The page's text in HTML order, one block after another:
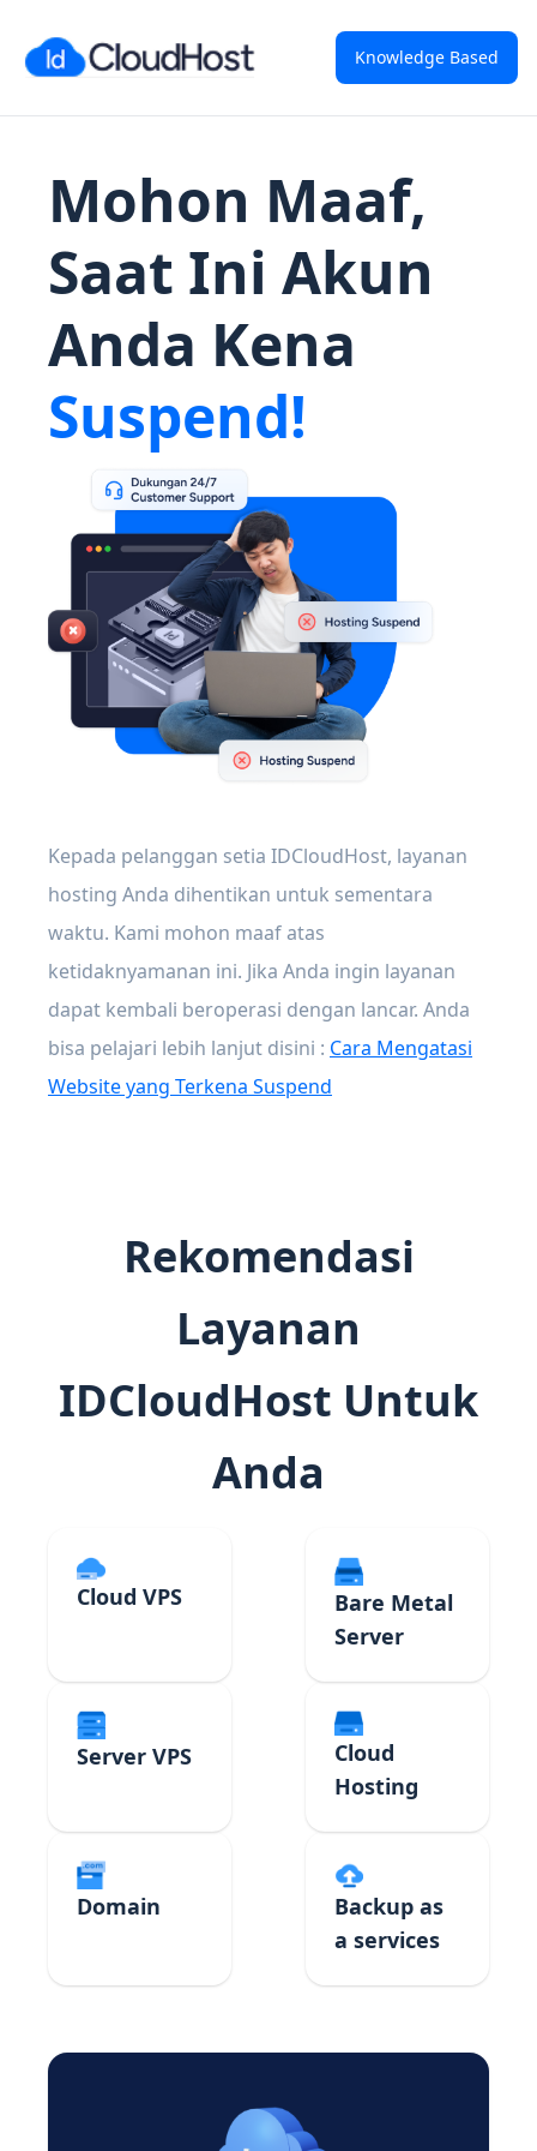
Knowledge Based
Mohon Maaf,
Saat Ini Akun
Anda Kena
Suspend!
Kepada pelanggan setia IDCloudHost, layanan
hosting Anda dihentikan untuk sementara
waktu. Kami mohon maaf atas
ketidaknyamanan ini. Jika Anda ingin layanan
dapat kembali beroperasi dengan lancar. Anda
bisa pelajari lebih lanjut disini : Cara Mengatasi
Website yang Terkena Suspend
Rekomendasi
Layanan
IDCloudHost Untuk
Anda
Cloud VPS
Bare Metal
Server
Server VPS
Cloud
Hosting
Domain
Backup as
a services